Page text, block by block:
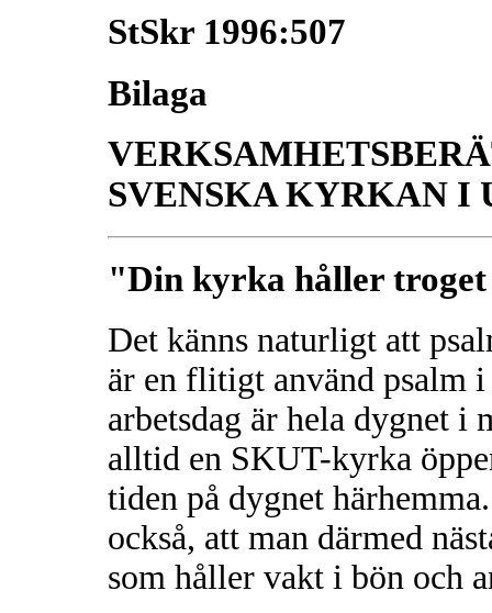
StSkr 1996:507
Bilaga
SVENSKA KYRKAN I
"Din kyrka håller troget
Det känns naturligt att
är en flitigt använd psalm
arbetsdag är hela dygnet i
alltid en SKUT-kyrka
tiden på dygnet
också, att man därmed
som håller vakt i bön och